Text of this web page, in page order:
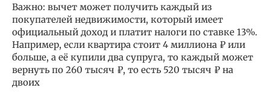
Важно: вычет может получить каждый из
покупателей недвижимости, который имеет
официальный доход и платит налоги по ставке 13%.
Например, если квартира стоит 4 миллиона ₽ или
больше, а её купили два супруга, то каждый может
вернуть по 260 тысяч ₽, то есть 520 тысяч ₽ на
двоих